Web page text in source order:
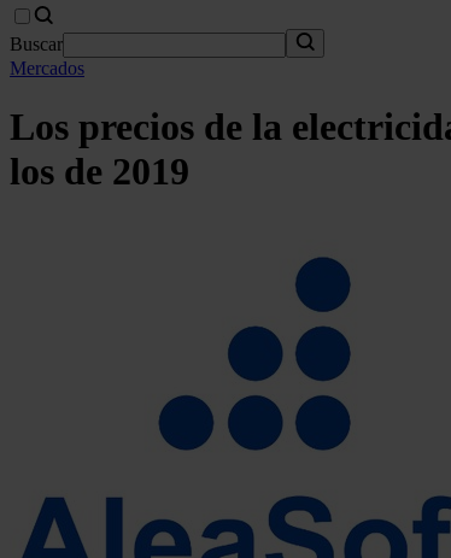
Buscar
Mercados
Los precios de la
los de 2019